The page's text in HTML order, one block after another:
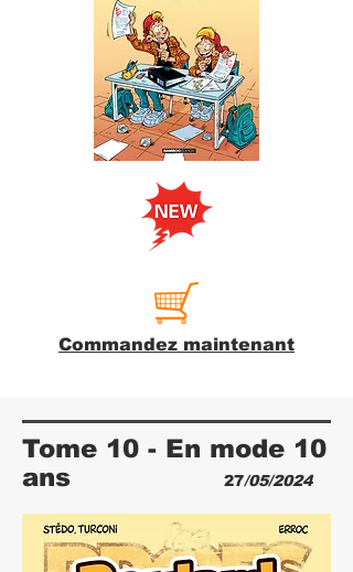
Commandez maintenant
Tome 10 - En mode 10
ans
27/05/2024